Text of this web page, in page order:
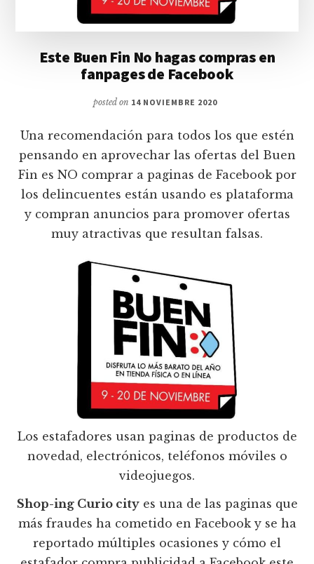
Este Buen Fin No hagas compras en
fanpages de Facebook
posted on 14 NOVIEMBRE 2020
Una recomendación para todos los que estén
pensando en aprovechar las ofertas del Buen
Fin es NO comprar a paginas de Facebook por
los delincuentes están usando es plataforma
y compran anuncios para promover ofertas
muy atractivas que resultan falsas.
Los estafadores usan paginas de productos de
novedad, electrónicos, teléfonos móviles o
videojuegos.
Shop-ing Curio cityes una de las paginas que
más fraudes ha cometido en Facebook y se ha
reportado múltiples ocasiones y cómo el